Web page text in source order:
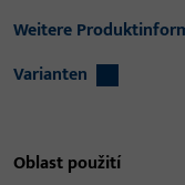
Weitere
Varianten
Oblast použití